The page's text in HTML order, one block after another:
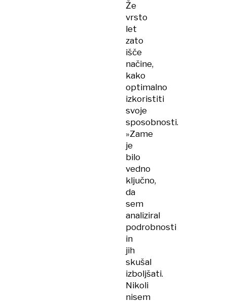
Že
vrsto
let
zato
išče
načine,
kako
optimalno
izkoristiti
svoje
sposobnosti.
»Zame
je
bilo
vedno
ključno,
da
sem
analiziral
podrobnosti
in
jih
skušal
izboljšati.
Nikoli
nisem